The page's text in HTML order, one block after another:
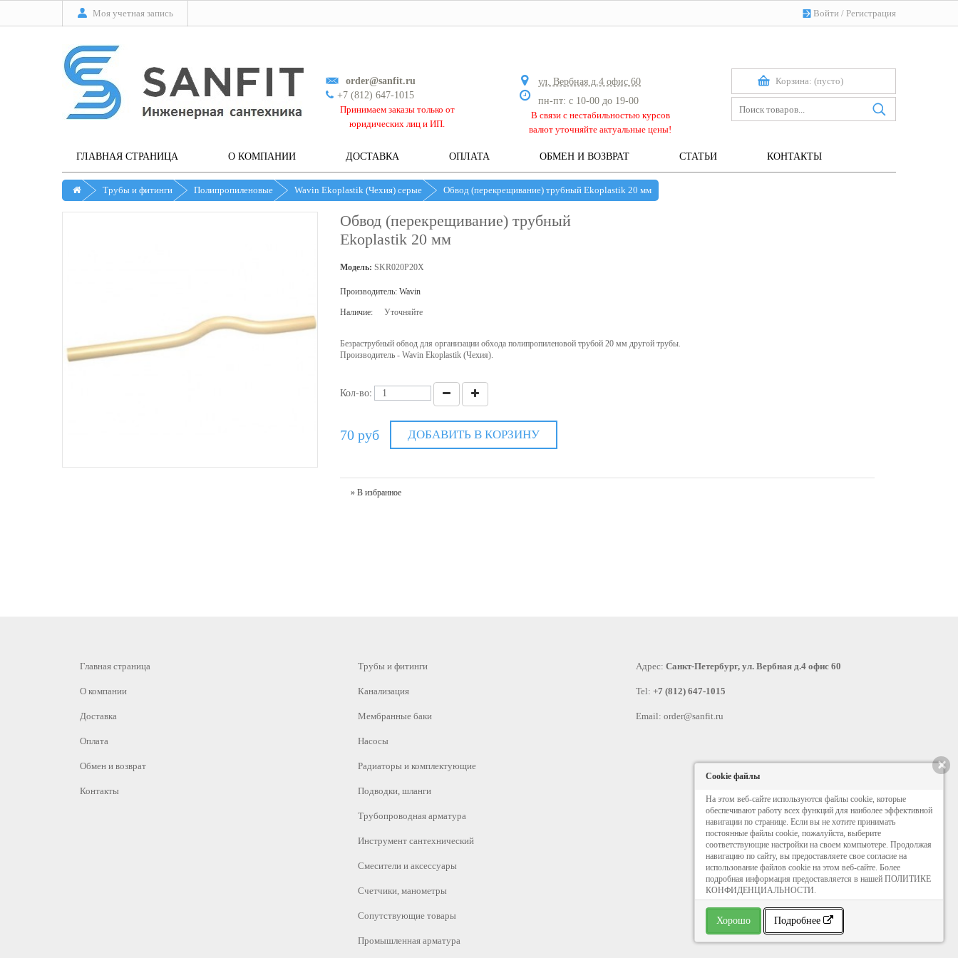
Моя учетная запись Войти / Регистрация
Корзина: (пусто)
order@sanfit.ru
+7 (812) 647-1015
Принимаем заказы только от
юридических лиц и ИП.
ул. Вербная д.4 офис 60
пн-пт: с 10-00 до 19-00
В связи с нестабильностью курсов
валют уточняйте актуальные цены!
ГЛАВНАЯ СТРАНИЦА О КОМПАНИИ ДОСТАВКА ОПЛАТА ОБМЕН И ВОЗВРАТ СТАТЬИ КОНТАКТЫ
Трубы и фитинги Полипропиленовые Wavin Ekoplastik (Чехия) серые Обвод (перекрещивание) трубный Ekoplastik 20 мм
Обвод (перекрещивание) трубный
Ekoplastik 20 мм
Модель: SKR020P20X
Производитель: Wavin
Наличие: Уточняйте
Безраструбный обвод для организации обхода полипропиленовой трубой 20 мм другой трубы.
Производитель - Wavin Ekoplastik (Чехия).
Кол-во:
70 руб ДОБАВИТЬ В КОРЗИНУ
» В избранное
Главная страница
О компании
Доставка
Оплата
Обмен и возврат
Контакты
Трубы и фитинги
Канализация
Мембранные баки
Насосы
Радиаторы и комплектующие
Подводки, шланги
Трубопроводная арматура
Инструмент сантехнический
Смесители и аксессуары
Счетчики, манометры
Сопутствующие товары
Промышленная арматура
Адрес: Санкт-Петербург, ул. Вербная д.4 офис 60
Tel: +7 (812) 647-1015
Email: order@sanfit.ru
×
Cookie файлы
На этом веб-сайте используются файлы cookie, которые
обеспечивают работу всех функций для наиболее эффективной
навигации по странице. Если вы не хотите принимать
постоянные файлы cookie, пожалуйста, выберите
соответствующие настройки на своем компьютере. Продолжая
навигацию по сайту, вы предоставляете свое согласие на
использование файлов cookie на этом веб-сайте. Более
подробная информация предоставляется в нашей ПОЛИТИКЕ
КОНФИДЕНЦИАЛЬНОСТИ.
Хорошо Подробнее